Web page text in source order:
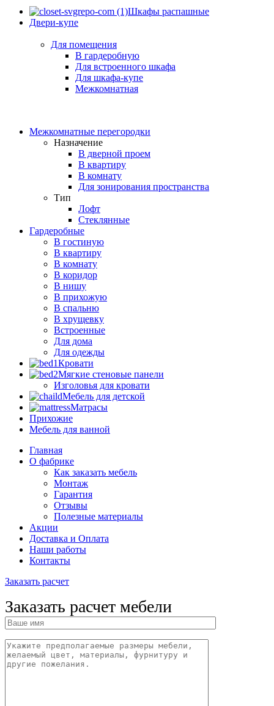
Шкафы распашные
Двери-купе
Для помещения
В гардеробную
Для встроенного шкафа
Для шкафа-купе
Межкомнатная
Межкомнатные перегородки
Назначение
В дверной проем
В квартиру
В комнату
Для зонирования пространства
Тип
Лофт
Стеклянные
Гардеробные
В гостиную
В квартиру
В комнату
В коридор
В нишу
В прихожую
В спальню
В хрущевку
Встроенные
Для дома
Для одежды
Кровати
Мягкие стеновые панели
Изголовья для кровати
Мебель для детской
Матрасы
Прихожие
Мебель для ванной
Главная
О фабрике
Как заказать мебель
Монтаж
Гарантия
Отзывы
Полезные материалы
Акции
Доставка и Оплата
Наши работы
Контакты
Заказать расчет
Заказать расчет мебели